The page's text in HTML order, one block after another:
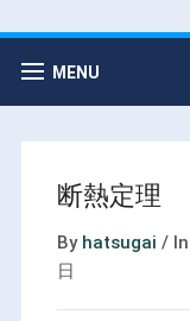
MENU
断熱定理
By hatsugai / In
日